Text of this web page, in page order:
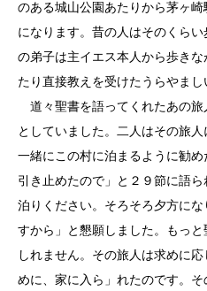
のある城山公園あたりから茅ヶ
になります。昔の人はそのくら
の弟子は主イエス本人から歩き
たり直接教えを受けたうらやまし
道々聖書を語ってくれたあの旅
としていました。二人はその旅
一緒にこの村に泊まるように勧
引き止めたので」と２９節に語
泊りください。そろそろ夕方に
すから」と懇願しました。もっ
しれません。その旅人は求めに
めに、家に入ら」れたのです。そ